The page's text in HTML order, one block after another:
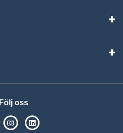
Följ oss
SPSM på Facebook
SPSM på Instagram